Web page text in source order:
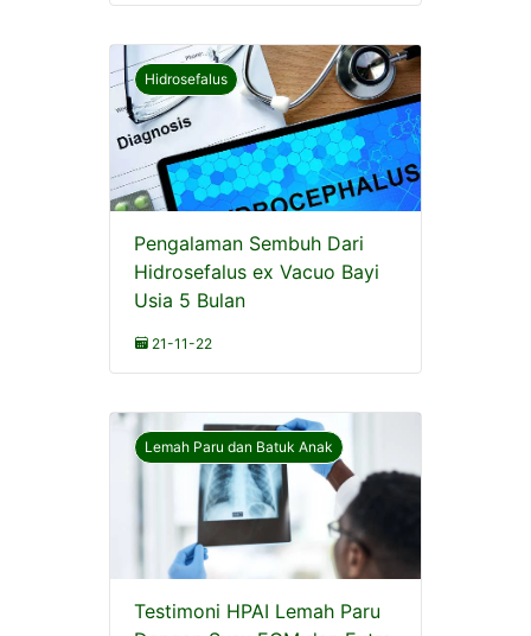
Hidrosefalus
Pengalaman Sembuh Dari
Hidrosefalus ex Vacuo Bayi
Usia 5 Bulan
21-11-22
Lemah Paru dan Batuk Anak
Testimoni HPAI Lemah Paru